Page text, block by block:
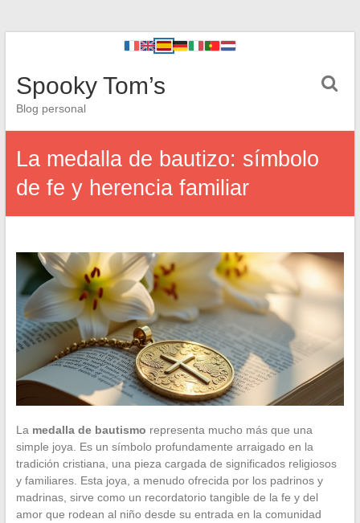
Spooky Tom’s
Blog personal
La medalla de bautizo: símbolo
de fe y herencia familiar
La medalla de bautismo representa mucho más que una
simple joya. Es un símbolo profundamente arraigado en la
tradición cristiana, una pieza cargada de significados religiosos
y familiares. Esta joya, a menudo ofrecida por los padrinos y
madrinas, sirve como un recordatorio tangible de la fe y del
amor que rodean al niño desde su entrada en la comunidad